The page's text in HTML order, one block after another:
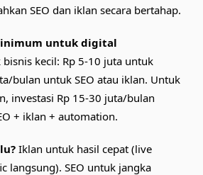
SEO dan iklan secara bertahap.
untuk digital
bisnis kecil: Rp 5-10 juta untuk
bulan untuk SEO atau iklan. Untuk
investasi Rp 15-30 juta/bulan
+ iklan + automation.
Iklan untuk hasil cepat (live
langsung). SEO untuk jangka